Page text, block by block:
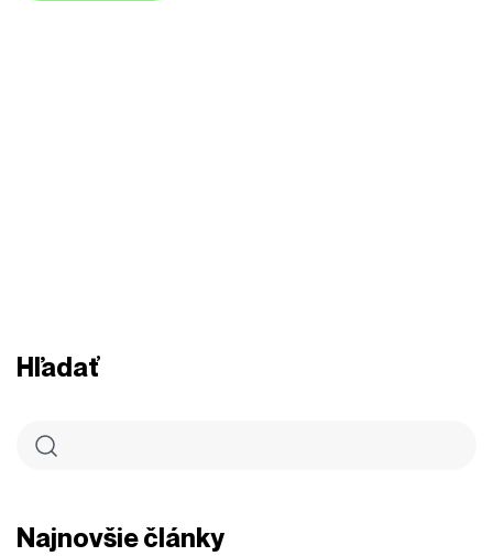
Hľadať
Najnovšie články